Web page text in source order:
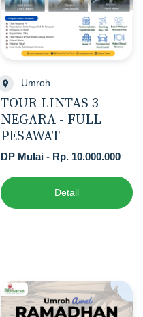
Umroh
TOUR LINTAS 3
NEGARA - FULL
PESAWAT
DP Mulai - Rp. 10.000.000
Detail